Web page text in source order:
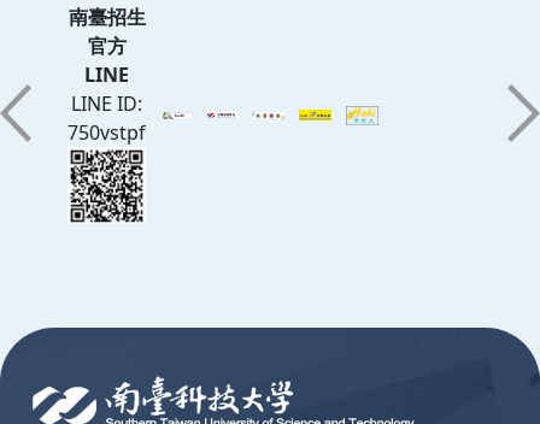
南臺招生
官方
LINE
LINE ID:
750vstpf